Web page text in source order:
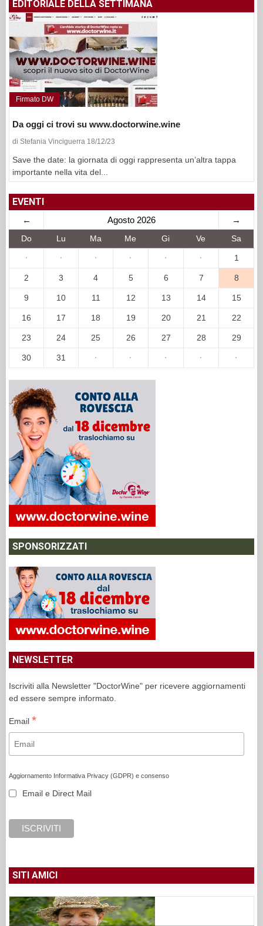
EDITORIALE DELLA SETTIMANA
Firmato DW
Da oggi ci trovi su www.doctorwine.wine
di Stefania Vinciguerra 18/12/23
Save the date: la giornata di oggi rappresenta un’altra tappa
importante nella vita del...
EVENTI
← Agosto 2026 →
Do Lu Ma Me Gi Ve Sa
· · · · · · 1
2 3 4 5 6 7 8
9 10 11 12 13 14 15
16 17 18 19 20 21 22
23 24 25 26 27 28 29
30 31 · · · · ·
SPONSORIZZATI
NEWSLETTER
Iscriviti alla Newsletter "DoctorWine" per ricevere aggiornamenti
ed essere sempre informato.
Email *
Aggiornamento Informativa Privacy (GDPR) e consenso
Email e Direct Mail
SITI AMICI